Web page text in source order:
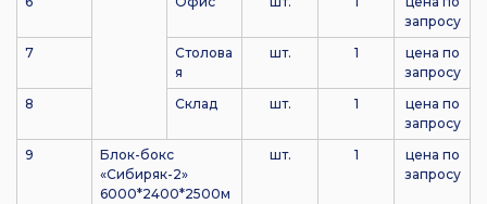
запросу
7
Столова
я
шт. 1
цена по
запросу
8
Склад шт. 1
цена по
запросу
9
Блок-бокс
«Сибиряк-2»
6000*2400*2500м
шт. 1
цена по
запросу